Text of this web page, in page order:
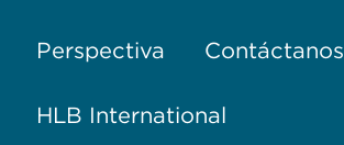
Perspectiva Contáctanos
HLB International